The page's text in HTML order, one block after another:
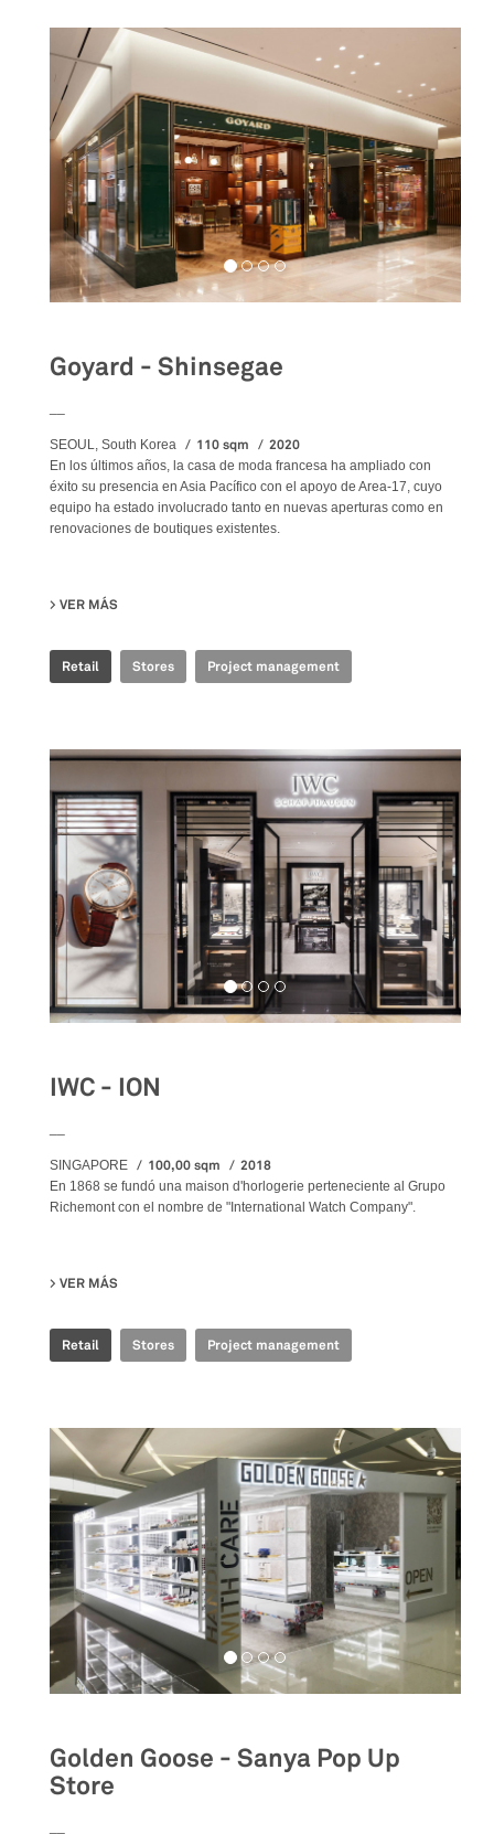
Goyard - Shinsegae
SEOUL, South Korea 110 sqm 2020
En los últimos años, la casa de moda francesa ha ampliado con
éxito su presencia en Asia Pacífico con el apoyo de Area-17, cuyo
equipo ha estado involucrado tanto en nuevas aperturas como en
renovaciones de boutiques existentes.
VER MÁS
Retail Stores Project management
IWC - ION
SINGAPORE 100,00 sqm 2018
En 1868 se fundó una maison d'horlogerie perteneciente al Grupo
Richemont con el nombre de "International Watch Company".
VER MÁS
Retail Stores Project management
Golden Goose - Sanya Pop Up
Store